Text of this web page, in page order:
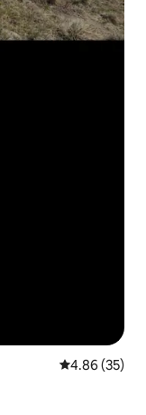
Calificación
4.86 (35)